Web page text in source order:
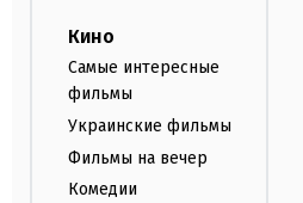
Кино
Самые интересные
фильмы
Украинские фильмы
Фильмы на вечер
Комедии